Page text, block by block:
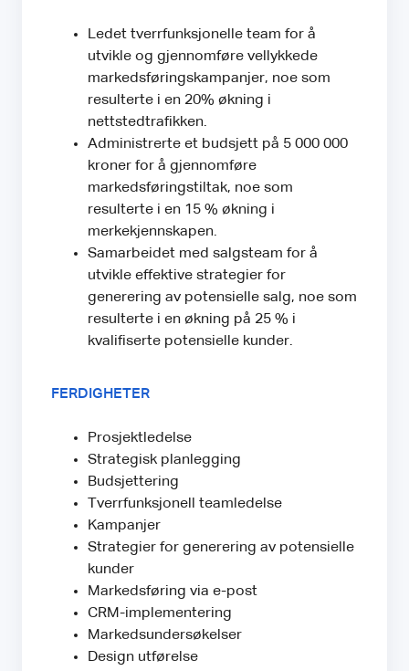
Ledet tverrfunksjonelle team for å
utvikle og gjennomføre vellykkede
markedsføringskampanjer, noe som
resulterte i en 20% økning i
nettstedtrafikken.
Administrerte et budsjett på 5 000 000
kroner for å gjennomføre
markedsføringstiltak, noe som
resulterte i en 15 % økning i
merkekjennskapen.
Samarbeidet med salgsteam for å
utvikle effektive strategier for
generering av potensielle salg, noe som
resulterte i en økning på 25 % i
kvalifiserte potensielle kunder.
FERDIGHETER
Prosjektledelse
Strategisk planlegging
Budsjettering
Tverrfunksjonell teamledelse
Kampanjer
Strategier for generering av potensielle
kunder
Markedsføring via e-post
CRM-implementering
Markedsundersøkelser
Design utførelse